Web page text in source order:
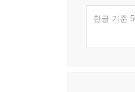
한글 기준